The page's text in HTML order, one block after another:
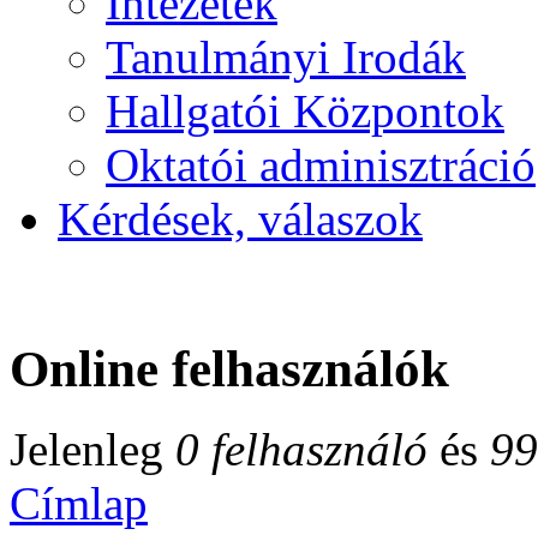
Tanulmányi Irodák
Hallgatói Központok
Oktatói adminisztráció
Kérdések, válaszok
Online felhasználók
Jelenleg 0 felhasználó és
Címlap